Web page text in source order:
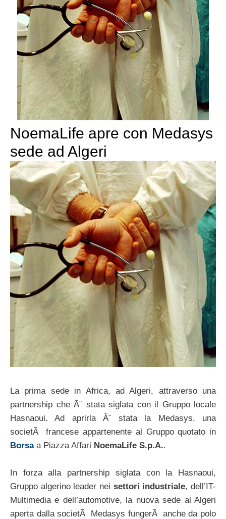
NoemaLife apre con Medasys
sede ad Algeri
La prima sede in Africa, ad Algeri, attraverso una
partnership che Ã¨ stata siglata con il Gruppo locale
Hasnaoui. Ad aprirla Ã¨ stata la Medasys, una
societÃ francese appartenente al Gruppo quotato in
Borsaa Piazza Affari NoemaLife S.p.A..
In forza alla partnership siglata con la Hasnaoui,
Gruppo algerino leader nei settori industriale, dell’IT-
Multimedia e dell’automotive, la nuova sede al Algeri
aperta dalla societÃ Medasys fungerÃ anche da polo